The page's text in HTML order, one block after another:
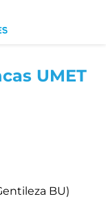
UMET